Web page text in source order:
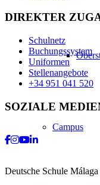
Campus
DIREKTER
Schulnetz
Buchungssystem
Uniformen
Stellenangebote
+34 951 041 520
SOZIALE
Deutsche Schule